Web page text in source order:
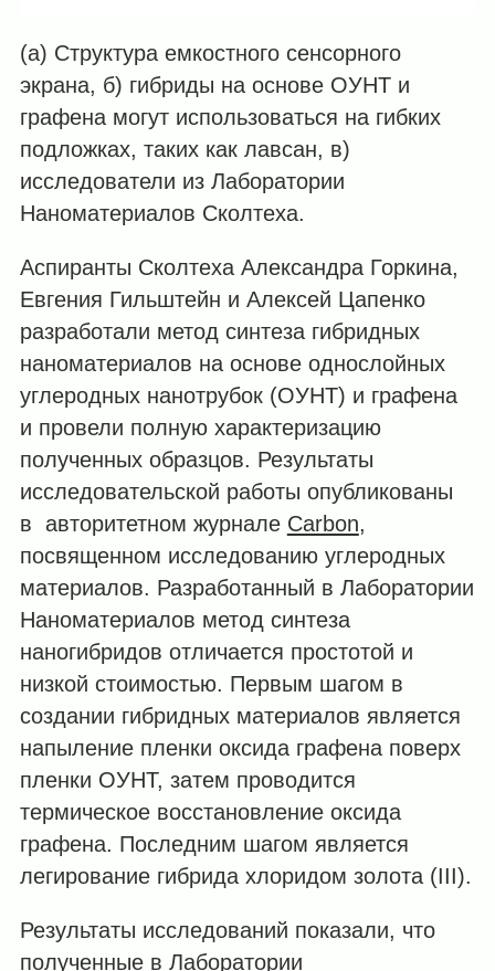
(а) Структура емкостного сенсорного
экрана, б) гибриды на основе ОУНТ и
графена могут использоваться на гибких
подложках, таких как лавсан, в)
исследователи из Лаборатории
Наноматериалов Сколтеха.
Аспиранты Сколтеха Александра Горкина,
Евгения Гильштейн и Алексей Цапенко
разработали метод синтеза гибридных
наноматериалов на основе однослойных
углеродных нанотрубок (ОУНТ) и графена
и провели полную характеризацию
полученных образцов. Результаты
исследовательской работы опубликованы
в авторитетном журнале Carbon,
посвященном исследованию углеродных
материалов. Разработанный в Лаборатории
Наноматериалов метод синтеза
наногибридов отличается простотой и
низкой стоимостью. Первым шагом в
создании гибридных материалов является
напыление пленки оксида графена поверх
пленки ОУНТ, затем проводится
термическое восстановление оксида
графена. Последним шагом является
легирование гибрида хлоридом золота (III).
Результаты исследований показали, что
полученные в Лаборатории